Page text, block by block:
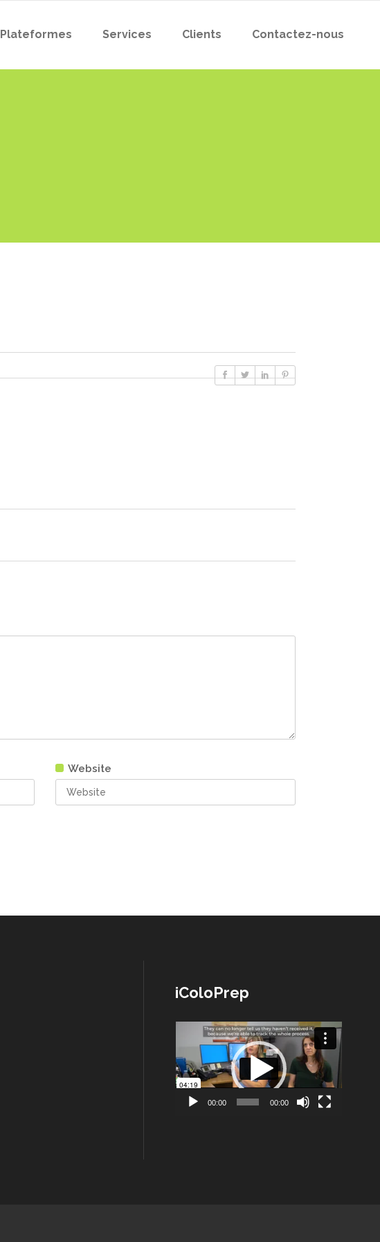
Plateformes Services Clients Contactez-nous
Website
iColoPrep
Lecteur
vidéo
00:00 00:00